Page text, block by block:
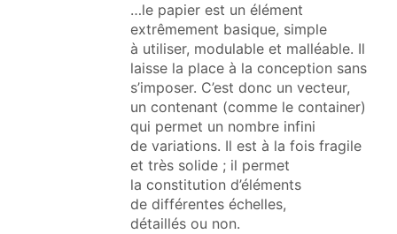
…le papier est un élément
extrêmement basique, simple
à utiliser, modulable et malléable. Il
laisse la place à la conception sans
s’imposer. C’est donc un vecteur,
un contenant (comme le container)
qui permet un nombre infini
de variations. Il est à la fois fragile
et très solide ; il permet
la constitution d’éléments
de différentes échelles,
détaillés ou non.